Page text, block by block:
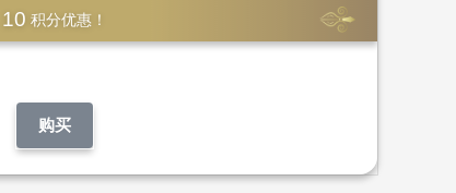
10 积分优惠！
购买